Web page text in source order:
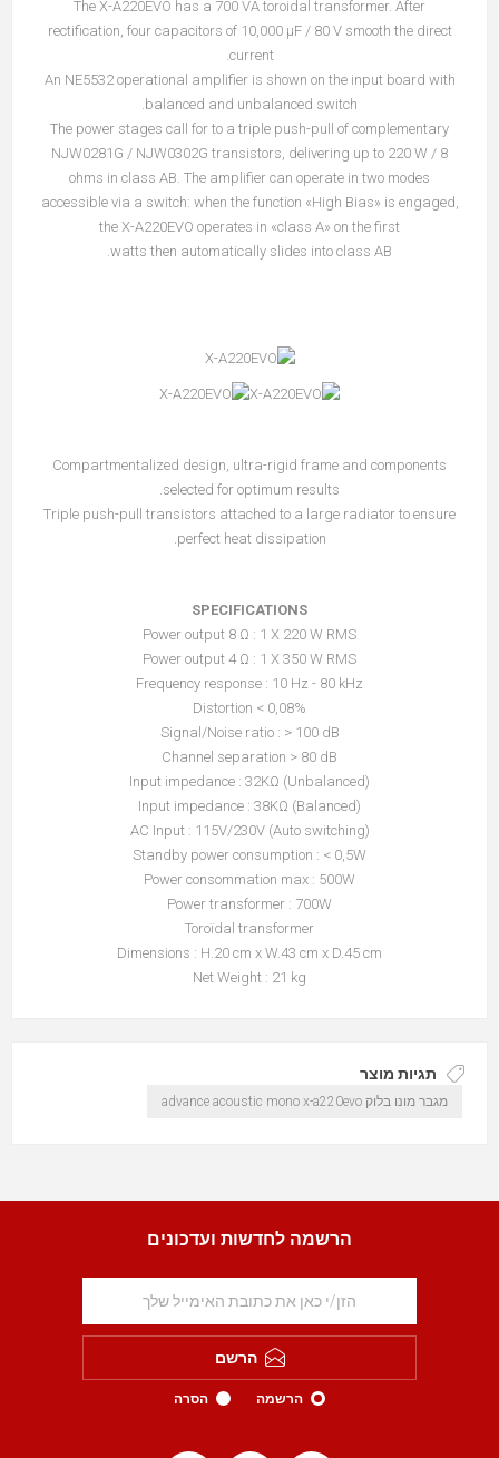
The X-A220EVO has a 700 VA toroidal transformer. After
rectification, four capacitors of 10,000 µF / 80 V smooth the direct
current.
An NE5532 operational amplifier is shown on the input board with
balanced and unbalanced switch.
The power stages call for to a triple push-pull of complementary
NJW0281G / NJW0302G transistors, delivering up to 220 W / 8
ohms in class AB. The amplifier can operate in two modes
accessible via a switch: when the function «High Bias» is engaged,
the X-A220EVO operates in «class A» on the first
watts then automatically slides into class AB.
Compartmentalized design, ultra-rigid frame and components
selected for optimum results.
Triple push-pull transistors attached to a large radiator to ensure
perfect heat dissipation.
SPECIFICATIONS
Power output 8 Ω : 1 X 220 W RMS
Power output 4 Ω : 1 X 350 W RMS
Frequency response : 10 Hz - 80 kHz
Distortion < 0,08%
Signal/Noise ratio : > 100 dB
Channel separation > 80 dB
Input impedance : 32KΩ (Unbalanced)
Input impedance : 38KΩ (Balanced)
AC Input : 115V/230V (Auto switching)
Standby power consumption : < 0,5W
Power consommation max : 500W
Power transformer : 700W
Toroïdal transformer
Dimensions : H.20 cm x W.43 cm x D.45 cm
Net Weight : 21 kg
תגיות מוצר
מגבר מונו בלוק advance acoustic mono x-a220evo
הרשמה לחדשות ועדכונים
הרשם
הרשמה הסרה